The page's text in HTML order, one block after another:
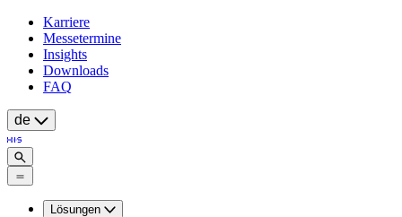
Karriere
Messetermine
Insights
Downloads
FAQ
de
Lösungen